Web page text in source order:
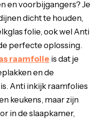
en voorbijgangers? Je
dicht te houden,
folie, ook wel Anti
perfecte oplossing.
raamfolie is dat je
en de
Anti inkijk raamfolies
keukens, maar zijn
in de slaapkamer,